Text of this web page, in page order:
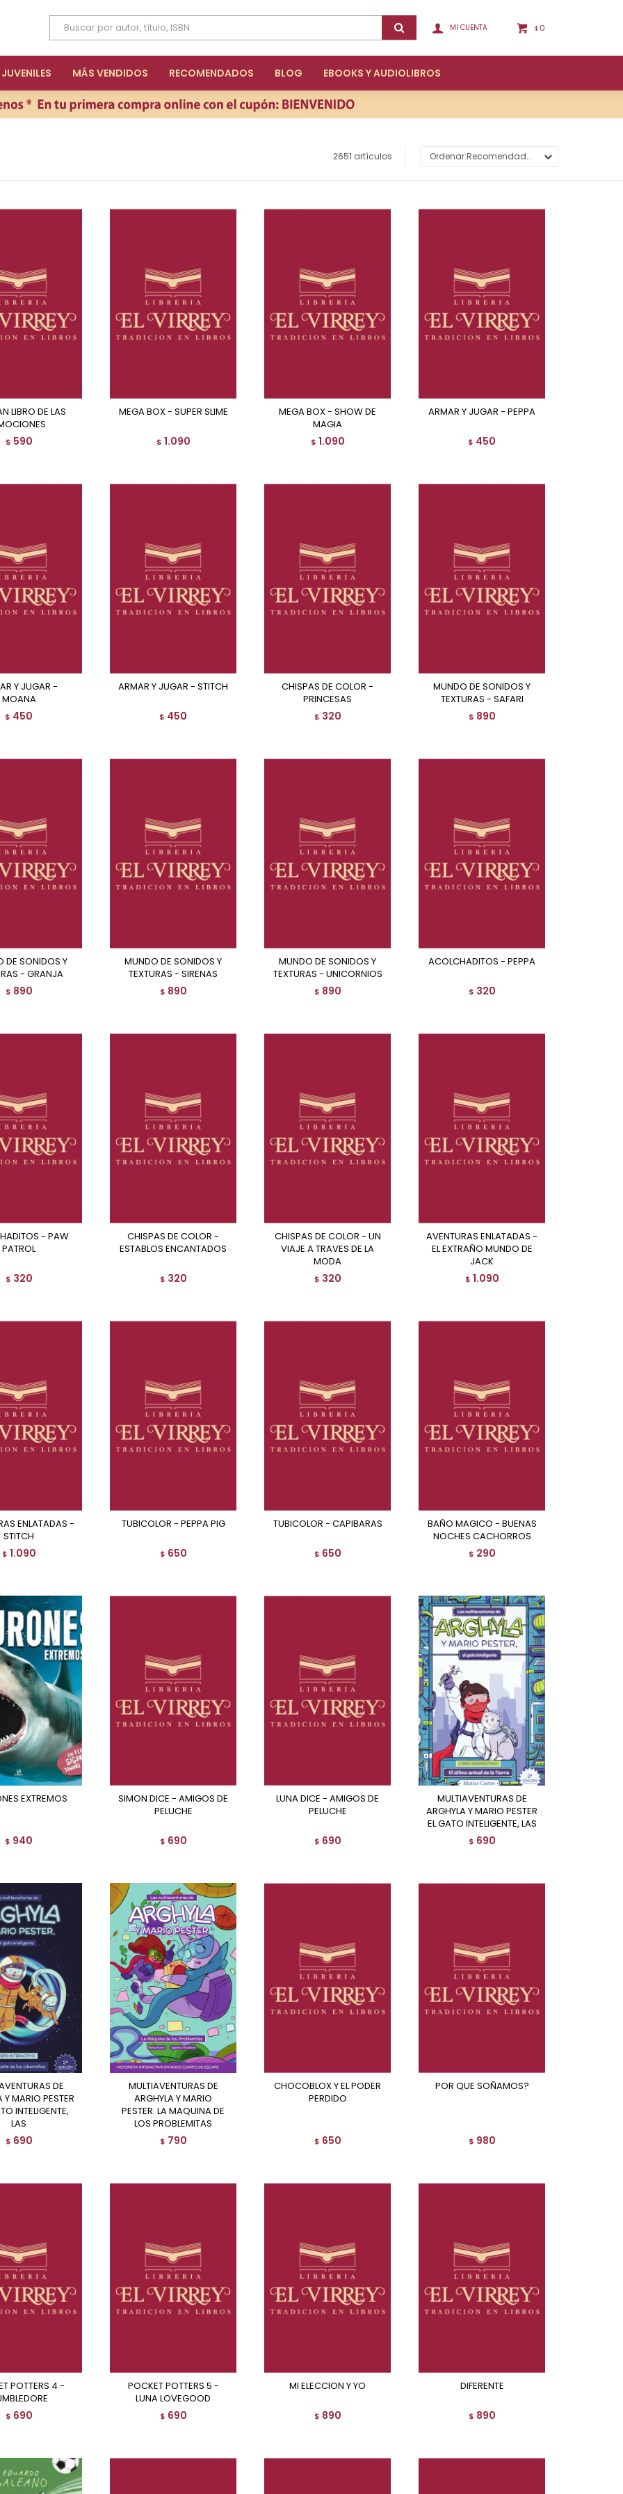
JUVENILES MÁS VENDIDOS RECOMENDADOS BLOG EBOOKS Y AUDIOLIBROS
$ 0
2651 artículos Recomendados
$ 590
MEGA BOX - SUPER SLIME
$ 1.090
MEGA BOX - SHOW DE
MAGIA
$ 1.090
ARMAR Y JUGAR - PEPPA
$ 450
MOANA
$ 450
ARMAR Y JUGAR - STITCH
$ 450
CHISPAS DE COLOR -
PRINCESAS
$ 320
MUNDO DE SONIDOS Y
TEXTURAS - SAFARI
$ 890
- GRANJA
$ 890
MUNDO DE SONIDOS Y
TEXTURAS - SIRENAS
$ 890
MUNDO DE SONIDOS Y
TEXTURAS - UNICORNIOS
$ 890
ACOLCHADITOS - PEPPA
$ 320
PATROL
$ 320
CHISPAS DE COLOR -
ESTABLOS ENCANTADOS
$ 320
CHISPAS DE COLOR - UN
VIAJE A TRAVES DE LA
MODA
$ 320
AVENTURAS ENLATADAS -
EL EXTRAÑO MUNDO DE
JACK
$ 1.090
STITCH
$ 1.090
TUBICOLOR - PEPPA PIG
$ 650
TUBICOLOR - CAPIBARAS
$ 650
BAÑO MAGICO - BUENAS
NOCHES CACHORROS
$ 290
EXTREMOS
$ 940
SIMON DICE - AMIGOS DE
PELUCHE
$ 690
LUNA DICE - AMIGOS DE
PELUCHE
$ 690
MULTIAVENTURAS DE
ARGHYLA Y MARIO PESTER
EL GATO INTELIGENTE, LAS
$ 690
Y MARIO PESTER
INTELIGENTE,
LAS
$ 690
MULTIAVENTURAS DE
ARGHYLA Y MARIO
PESTER. LA MAQUINA DE
LOS PROBLEMITAS
$ 790
CHOCOBLOX Y EL PODER
PERDIDO
$ 650
POR QUE SOÑAMOS?
$ 980
$ 690
POCKET POTTERS 5 -
LUNA LOVEGOOD
$ 690
MI ELECCION Y YO
$ 890
DIFERENTE
$ 890